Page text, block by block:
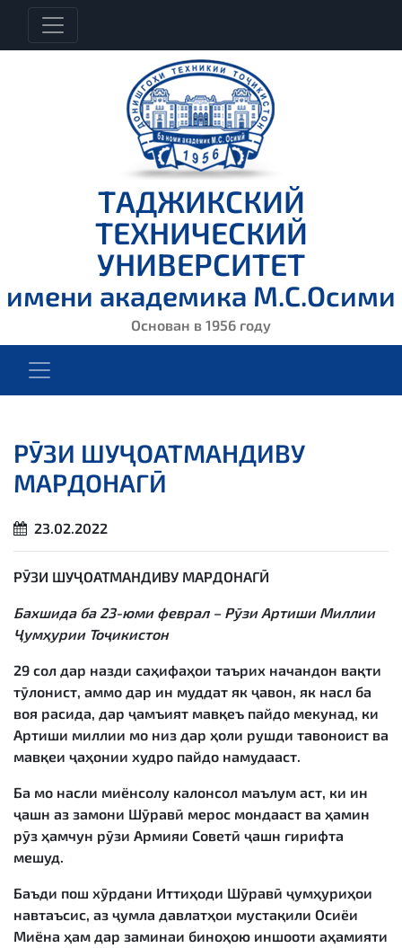
ТАДЖИКСКИЙ
ТЕХНИЧЕСКИЙ
УНИВЕРСИТЕТ
имени академика М.С.Осими
Основан в 1956 году
РӮЗИ ШУҶОАТМАНДИВУ
МАРДОНАГӢ
23.02.2022
РӮЗИ ШУҶОАТМАНДИВУ МАРДОНАГӢ
Бахшида ба 23-юми феврал – Рӯзи Артиши Миллии
Ҷумҳурии Тоҷикистон
29 сол дар назди саҳифаҳои таърих начандон вақти
тӯлонист, аммо дар ин муддат як ҷавон, як насл ба
воя расида, дар ҷамъият мавқеъ пайдо мекунад, ки
Артиши миллии мо низ дар ҳоли рушди тавоноист ва
мавқеи ҷаҳонии худро пайдо намудааст.
Ба мо насли миёнсолу калонсол маълум аст, ки ин
ҷашн аз замони Шӯравӣ мерос мондааст ва ҳамин
рӯз ҳамчун рӯзи Армияи Советӣ ҷашн гирифта
мешуд.
Баъди пош хӯрдани Иттиҳоди Шӯравӣ ҷумҳуриҳои
навтаъсис, аз ҷумла давлатҳои мустақили Осиёи
Миёна ҳам дар заминаи биноҳою иншооти аҳамияти